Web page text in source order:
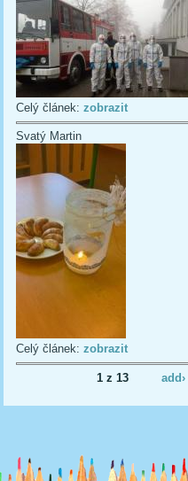
Celý článek: zobrazit
Svatý Martin
Celý článek: zobrazit
1 z 13 add›